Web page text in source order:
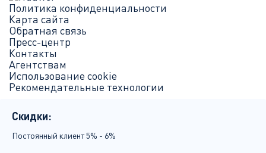
Скидки:
Постоянный клиент 5% - 6%
Политика конфиденциальности
Карта сайта
Обратная связь
Пресс-центр
Контакты
Агентствам
Использование cookie
Рекомендательные технологии